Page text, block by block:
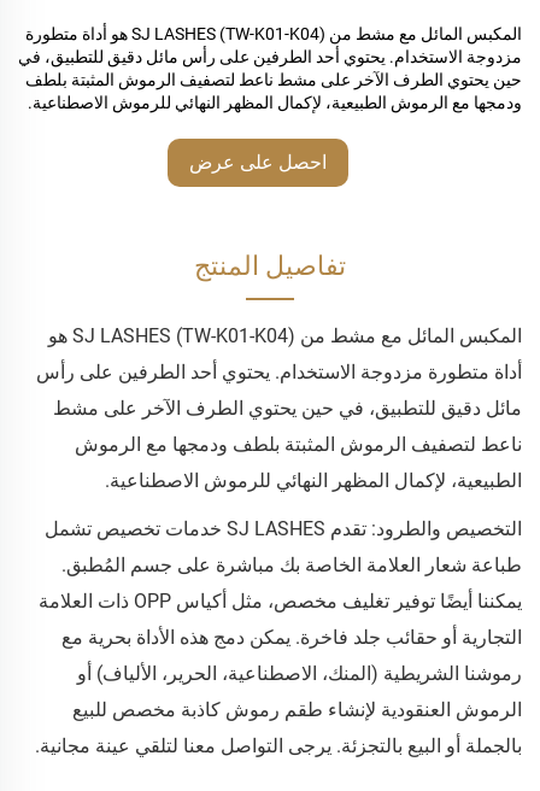
المكبس المائل مع مشط من SJ LASHES (TW-K01-K04) هو أداة متطورة
مزدوجة الاستخدام. يحتوي أحد الطرفين على رأس مائل دقيق للتطبيق، في
حين يحتوي الطرف الآخر على مشط ناعط لتصفيف الرموش المثبتة بلطف
ودمجها مع الرموش الطبيعية، لإكمال المظهر النهائي للرموش الاصطناعية.
احصل على عرض
تفاصيل المنتج
المكبس المائل مع مشط من SJ LASHES (TW-K01-K04) هو
أداة متطورة مزدوجة الاستخدام. يحتوي أحد الطرفين على رأس
مائل دقيق للتطبيق، في حين يحتوي الطرف الآخر على مشط
ناعط لتصفيف الرموش المثبتة بلطف ودمجها مع الرموش
الطبيعية، لإكمال المظهر النهائي للرموش الاصطناعية.
التخصيص والطرود: تقدم SJ LASHES خدمات تخصيص تشمل
طباعة شعار العلامة الخاصة بك مباشرة على جسم المُطبق.
يمكننا أيضًا توفير تغليف مخصص، مثل أكياس OPP ذات العلامة
التجارية أو حقائب جلد فاخرة. يمكن دمج هذه الأداة بحرية مع
رموشنا الشريطية (المنك، الاصطناعية، الحرير، الألياف) أو
الرموش العنقودية لإنشاء طقم رموش كاذبة مخصص للبيع
بالجملة أو البيع بالتجزئة. يرجى التواصل معنا لتلقي عينة مجانية.